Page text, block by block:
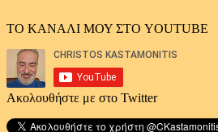
ΤΟ ΚΑΝΑΛΙ ΜΟΥ ΣΤΟ YOUTUBE
Ακολουθήστε με στο Twitter